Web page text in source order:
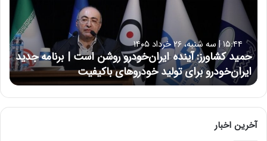
ش
ا
و
ر
ز
:
آ
ی
ن
۱۵:۴۴ | سه شنبه، ۲۶ خرداد ۱۴۰۵
حمید کشاورز: آینده ایران‌خودرو روشن است | برنامه جدید
ایران‌خودرو برای تولید خودروهای باکیفیت
آخرین اخبار